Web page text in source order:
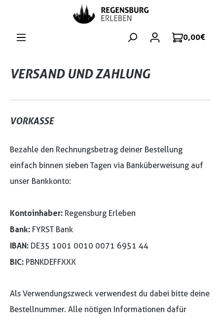
Zum Hauptinhalt springen
0,00 €
VERSAND UND ZAHLUNG
VORKASSE
Bezahle den Rechnungsbetrag deiner Bestellung
einfach binnen sieben Tagen via Banküberweisung auf
unser Bankkonto:
Kontoinhaber: Regensburg Erleben
Bank: FYRST Bank
IBAN: DE35 1001 0010 0071 6951 44
BIC: PBNKDEFFXXX
Als Verwendungszweck verwendest du dabei bitte deine
Bestellnummer. Alle nötigen Informationen dafür